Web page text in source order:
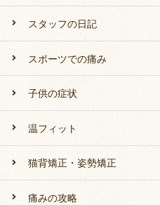
スタッフの日記
スポーツでの痛み
子供の症状
温フィット
猫背矯正・姿勢矯正
痛みの攻略